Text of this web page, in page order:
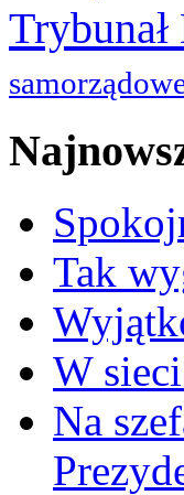
Tak
W
Na